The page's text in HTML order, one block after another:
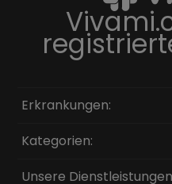
Erkrankungen:
Kategorien:
Unsere